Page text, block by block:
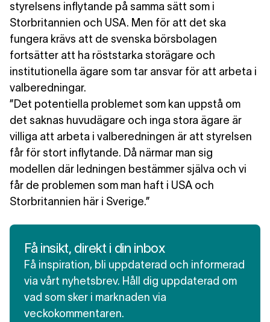
styrelsens inflytande på samma sätt som i
Storbritannien och USA. Men för att det ska
fungera krävs att de svenska börsbolagen
fortsätter att ha röststarka storägare och
institutionella ägare som tar ansvar för att arbeta i
valberedningar.
”Det potentiella problemet som kan uppstå om
det saknas huvudägare och inga stora ägare är
villiga att arbeta i valberedningen är att styrelsen
får för stort inflytande. Då närmar man sig
modellen där ledningen bestämmer själva och vi
får de problemen som man haft i USA och
Storbritannien här i Sverige.”
Få insikt, direkt i din inbox
Få inspiration, bli uppdaterad och informerad
via vårt nyhetsbrev. Håll dig uppdaterad om
vad som sker i marknaden via
veckokommentaren.